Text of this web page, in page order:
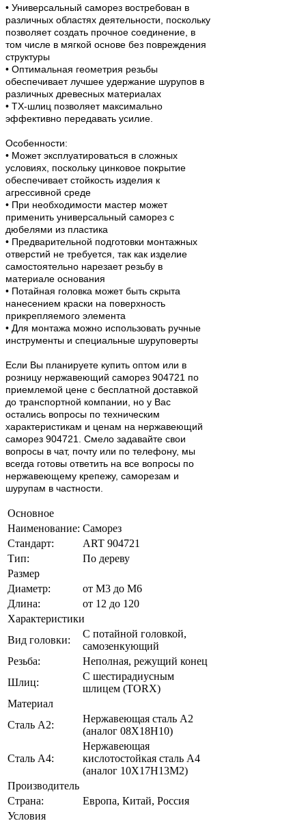
• Универсальный саморез востребован в
различных областях деятельности, поскольку
позволяет создать прочное соединение, в
том числе в мягкой основе без повреждения
структуры
• Оптимальная геометрия резьбы
обеспечивает лучшее удержание шурупов в
различных древесных материалах
• TX-шлиц позволяет максимально
эффективно передавать усилие.
Особенности:
• Может эксплуатироваться в сложных
условиях, поскольку цинковое покрытие
обеспечивает стойкость изделия к
агрессивной среде
• При необходимости мастер может
применить универсальный саморез с
дюбелями из пластика
• Предварительной подготовки монтажных
отверстий не требуется, так как изделие
самостоятельно нарезает резьбу в
материале основания
• Потайная головка может быть скрыта
нанесением краски на поверхность
прикрепляемого элемента
• Для монтажа можно использовать ручные
инструменты и специальные шуруповерты
Если Вы планируете купить оптом или в
розницу нержавеющий саморез 904721 по
приемлемой цене с бесплатной доставкой
до транспортной компании, но у Вас
остались вопросы по техническим
характеристикам и ценам на нержавеющий
саморез 904721. Смело задавайте свои
вопросы в чат, почту или по телефону, мы
всегда готовы ответить на все вопросы по
нержавеющему крепежу, саморезам и
шурупам в частности.
Основное
Наименование: Саморез
Стандарт:
ART 904721
Тип:
По дереву
Размер
Диаметр:
от М3 до М6
Длина:
от 12 до 120
Характеристики
Вид головки:
С потайной головкой,
самозенкующий
Резьба:
Неполная, режущий конец
Шлиц:
С шестирадиусным
шлицем (TORX)
Материал
Сталь А2:
Нержавеющая сталь А2
(аналог 08Х18Н10)
Сталь A4:
Нержавеющая
кислотостойкая сталь A4
(аналог 10Х17Н13М2)
Производитель
Страна:
Европа, Китай, Россия
Условия